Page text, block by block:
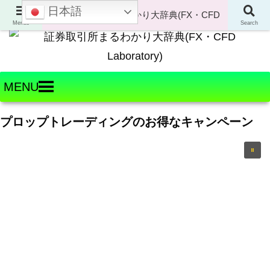
Welcome to FX・CFD Laboratory!
MENU
プロップトレーディングのお得なキャンペーン
Menus Search
日本語